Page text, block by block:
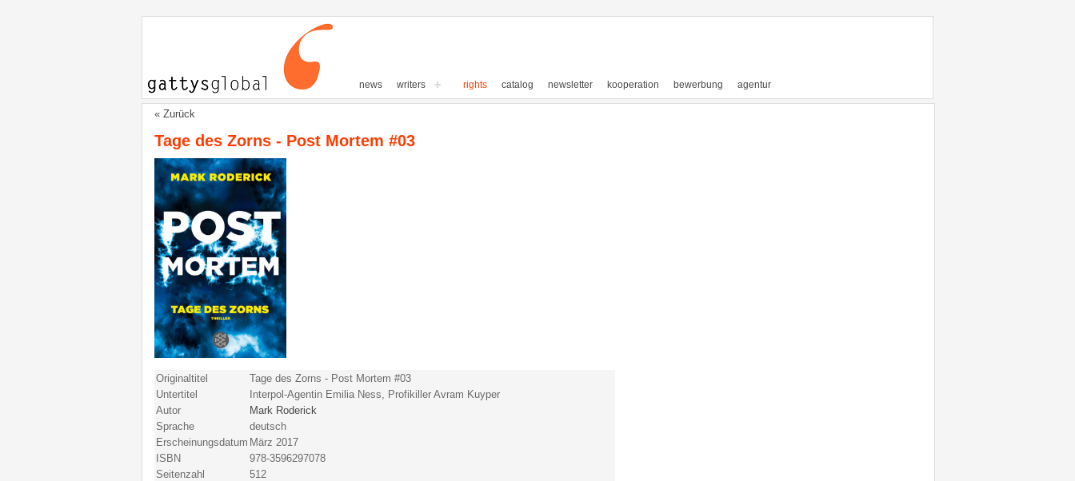
news writers rights catalog newsletter kooperation bewerbung agentur
« Zurück
Tage des Zorns - Post Mortem #03
Originaltitel
Tage des Zorns - Post Mortem #03
Untertitel
Interpol-Agentin Emilia Ness, Profikiller Avram Kuyper
Autor
Mark Roderick
Sprache
deutsch
Erscheinungsdatum März 2017
ISBN
978-3596297078
Seitenzahl
512